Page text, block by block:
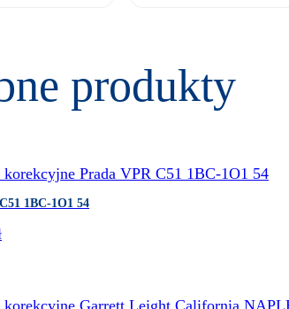
produkty
1BC-1O1 54